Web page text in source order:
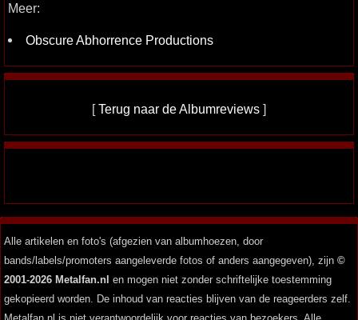
Meer:
Obscure Abhorrence Productions
[Terug naar de Albumreviews ]
Alle artikelen en foto's (afgezien van albumhoezen, door
bands/labels/promoters aangeleverde fotos of anders aangegeven), zijn ©
2001-2026 Metalfan.nl en mogen niet zonder schriftelijke toestemming
gekopieerd worden. De inhoud van reacties blijven van de reageerders zelf.